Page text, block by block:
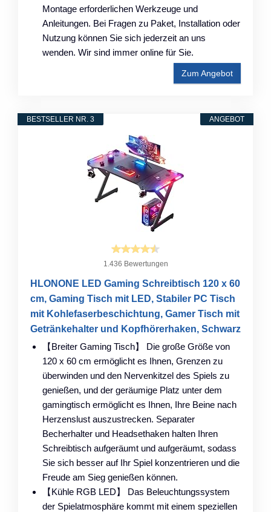
Montage erforderlichen Werkzeuge und
Anleitungen. Bei Fragen zu Paket, Installation oder
Nutzung können Sie sich jederzeit an uns
wenden. Wir sind immer online für Sie.
Zum Angebot
ANGEBOT
BESTSELLER NR. 3
1.436 Bewertungen
HLONONE LED Gaming Schreibtisch 120 x 60
cm, Gaming Tisch mit LED, Stabiler PC Tisch
mit Kohlefaserbeschichtung, Gamer Tisch mit
Getränkehalter und Kopfhörerhaken, Schwarz
【Breiter Gaming Tisch】 Die große Größe von
120 x 60 cm ermöglicht es Ihnen, Grenzen zu
überwinden und den Nervenkitzel des Spiels zu
genießen, und der geräumige Platz unter dem
gamingtisch ermöglicht es Ihnen, Ihre Beine nach
Herzenslust auszustrecken. Separater
Becherhalter und Headsethaken halten Ihren
Schreibtisch aufgeräumt und aufgeräumt, sodass
Sie sich besser auf Ihr Spiel konzentrieren und die
Freude am Sieg genießen können.
【Kühle RGB LED】 Das Beleuchtungssystem
der Spielatmosphäre kommt mit einem speziellen